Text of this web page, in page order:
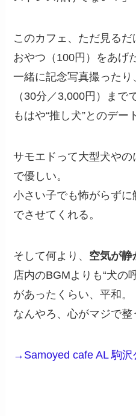
このカフェ、ただ見るだ
おやつ（100円）をあげ
一緒に記念写真撮った
（30分／3,000円）まで
もはや“推し犬”とのデー
サモエドって大型犬や
で優しい。
小さい子でも怖がらず
でさせてくれる。
そして何より、 空気が静
店内のBGMよりも“犬の
があったくらい、平和。
なんやろ、心がマジで整
→Samoyed cafe AL 駒